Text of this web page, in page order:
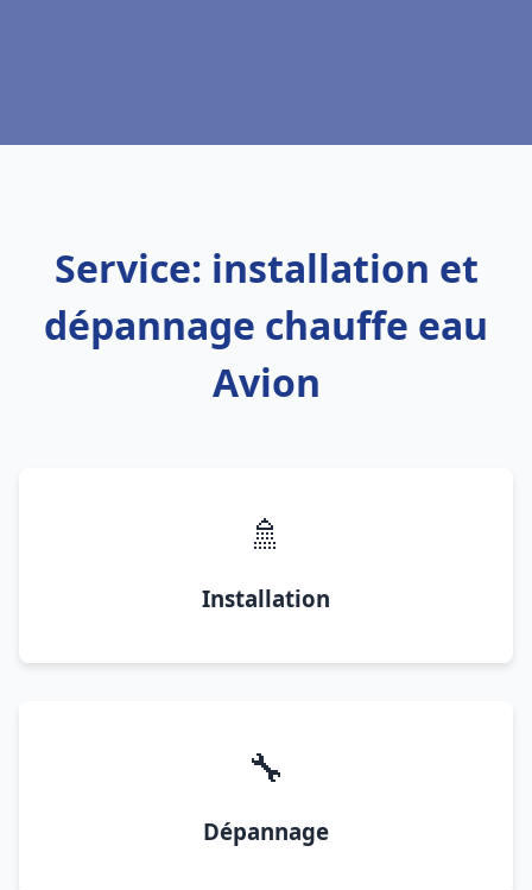
Service: installation et
dépannage chauffe eau
Avion
🚿
Installation
🔧
Dépannage